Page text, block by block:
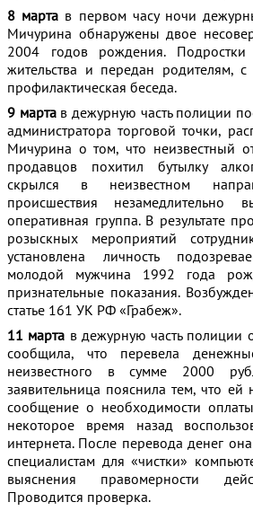
8 марта в первом часу ночи
Мичурина обнаружены двое
2004 годов рождения. Подростки
жительства и передан родителям,
профилактическая беседа.
9 мартав дежурную часть полиции
администратора торговой точки,
Мичурина о том, что неизвестный
продавцов похитил бутылку
скрылся в неизвестном
происшествия незамедлительно
оперативная группа. В результате
розыскных мероприятий
установлена личность
молодой мужчина 1992 года
признательные показания.
статье 161 УК РФ «Грабеж».
11 марта в дежурную часть полиции
сообщила, что перевела
неизвестного в сумме 2000
заявительница пояснила тем, что
сообщение о необходимости
некоторое время назад
интернета. После перевода денег
специалистам для «чистки»
выяснения правомерности
Проводится проверка.